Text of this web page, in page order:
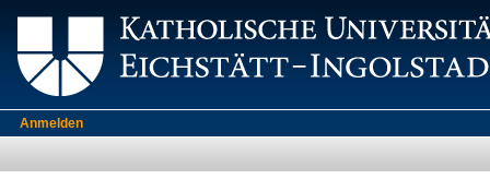
Anmelden